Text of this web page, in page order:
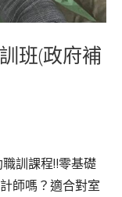
班(政府補
訓課程‼️零基礎
師嗎？適合對室